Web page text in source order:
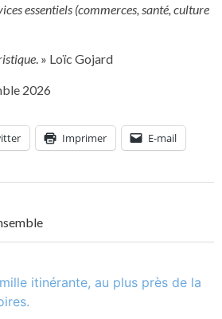
essentiels (commerces, santé, culture
. » Loïc Gojard
2026
Imprimer E-mail